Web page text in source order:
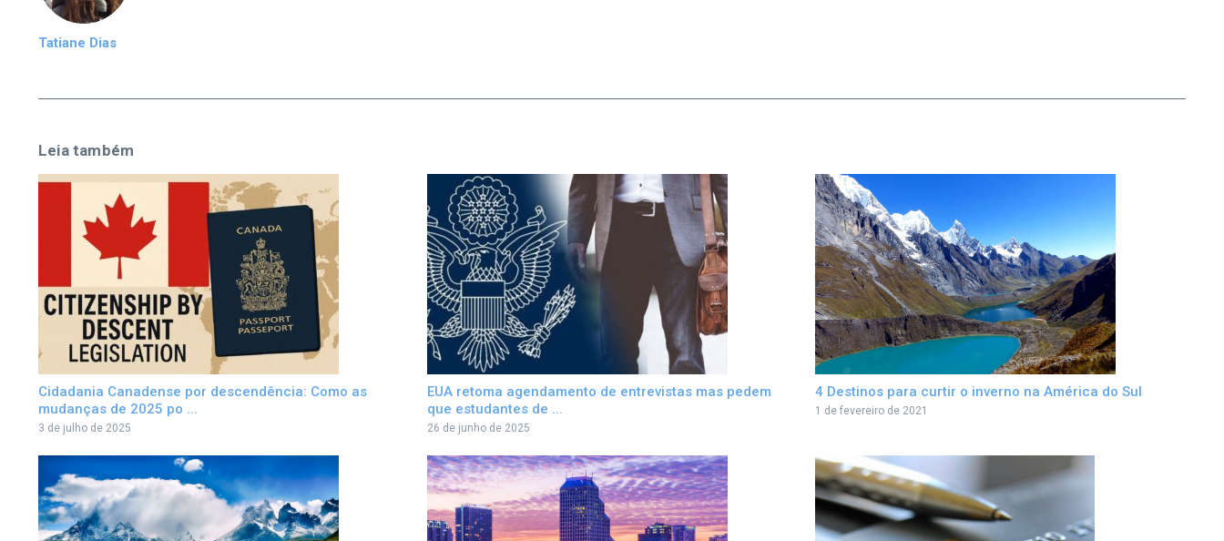
Tatiane Dias
Leia também
Cidadania Canadense por descendência: Como as
mudanças de 2025 po ...
3 de julho de 2025
EUA retoma agendamento de entrevistas mas pedem
que estudantes de ...
26 de junho de 2025
4 Destinos para curtir o inverno na América do Sul
1 de fevereiro de 2021